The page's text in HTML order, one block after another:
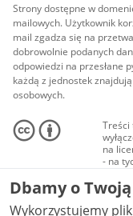
Strony dostępne w
mailowych. Użytkownik
mail zgadza się na
dobrowolnie podanych
odpowiedzi na przesłane
każdą z jednostek
osobowych.
Treści
na
- na
audio
Dbamy o
Wykorzystujemy